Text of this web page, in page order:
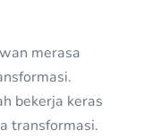
merasa
bekerja keras
transformasi.